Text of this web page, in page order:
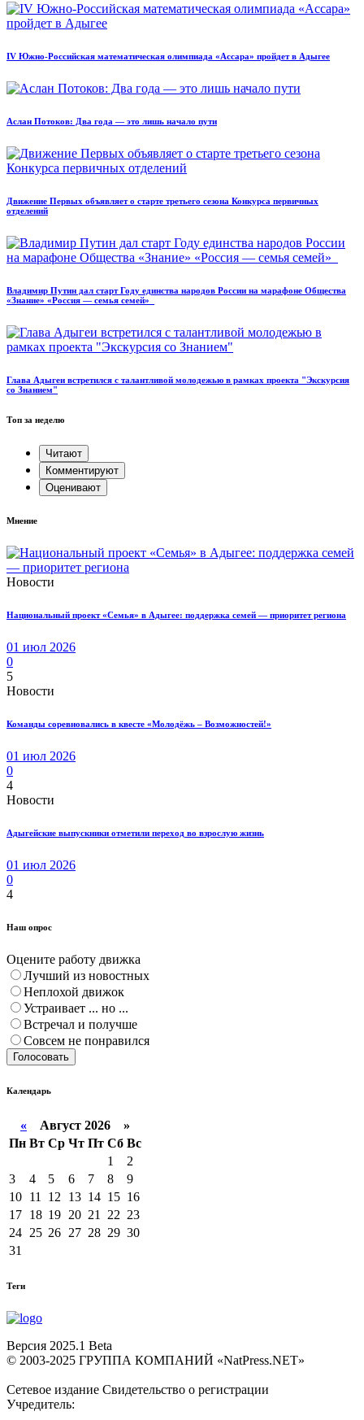
IV Южно-Российская математическая олимпиада «Ассара» пройдет в Адыгее
Аслан Потоков: Два года — это лишь начало пути
Движение Первых объявляет о старте третьего сезона Конкурса первичных
отделений
Владимир Путин дал старт Году единства народов России на марафоне Общества
«Знание» «Россия — семья семей»
Глава Адыгеи встретился с талантливой молодежью в рамках проекта "Экскурсия
со Знанием"
Топ за неделю
Читают
Комментируют
Оценивают
Мнение
Новости
Национальный проект «Семья» в Адыгее: поддержка семей — приоритет региона
01 июл 2026
0
5
Новости
Команды соревновались в квесте «Молодёжь – Возможностей!»
01 июл 2026
0
4
Новости
Адыгейские выпускники отметили переход во взрослую жизнь
01 июл 2026
0
4
Наш опрос
Оцените работу движка
Лучший из новостных
Неплохой движок
Устраивает ... но ...
Встречал и получше
Совсем не понравился
Голосовать
Календарь
« Август 2026 »
Пн Вт Ср Чт Пт Сб Вс
1
2
3
4 5 6 7 8
9
10 11 12 13 14 15 16
17 18 19 20 21 22 23
24 25 26 27 28 29 30
31
Теги
Версия 2025.1 Beta
© 2003-2025 ГРУППА КОМПАНИЙ «NatPress.NET»
Сетевое издание Свидетельство о регистрации
Учредитель: